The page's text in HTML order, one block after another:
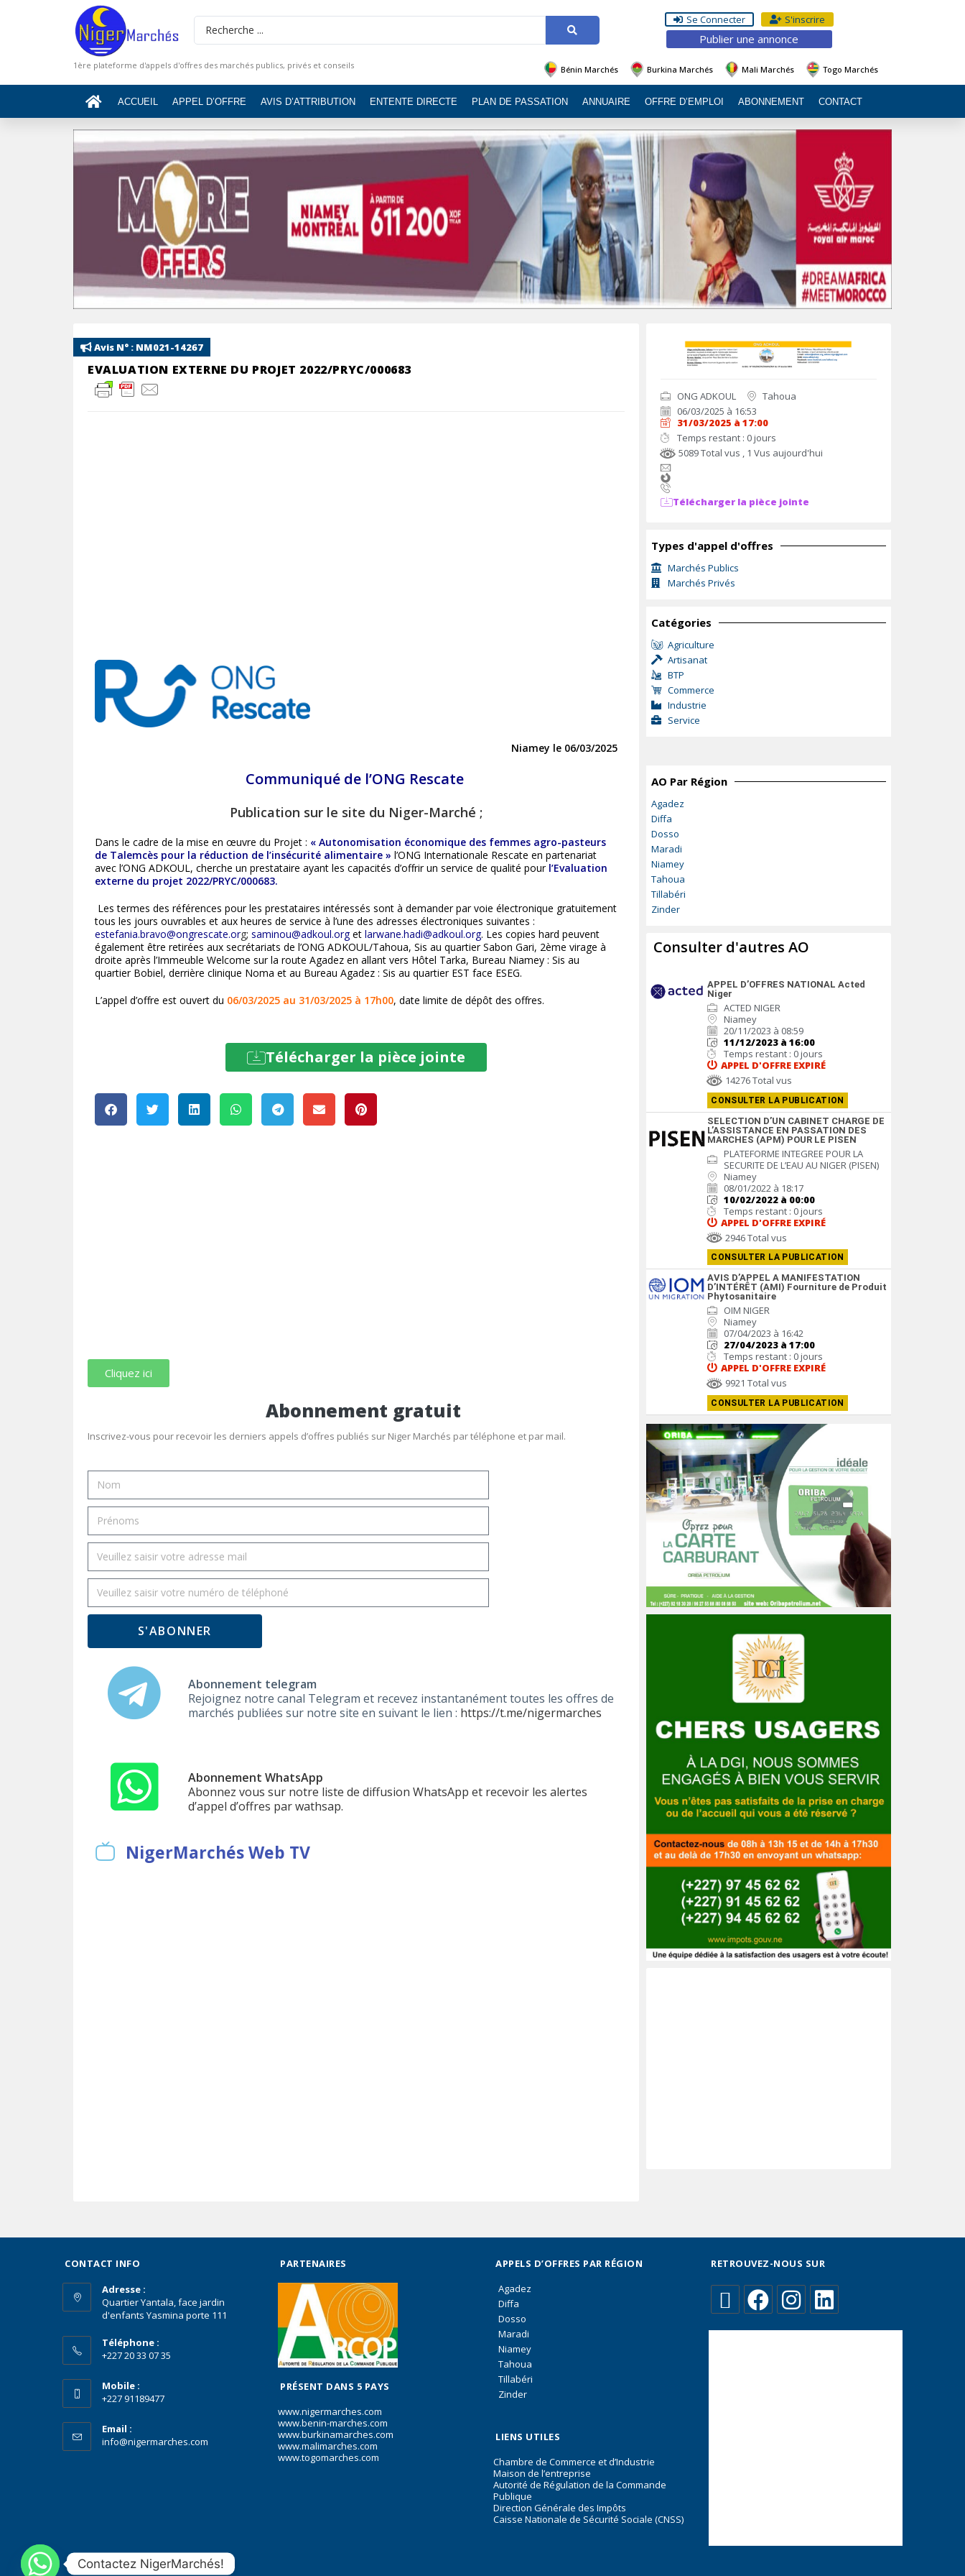
Se Connecter S'inscrire
Publier une annonce
1ère plateforme d'appels d'offres des marchés publics, privés et conseils Bénin Marchés Burkina Marchés Mali Marchés Togo Marchés
ACCUEIL APPEL D’OFFRE AVIS D’ATTRIBUTION ENTENTE DIRECTE PLAN DE PASSATION ANNUAIRE OFFRE D’EMPLOI ABONNEMENT CONTACT
Avis N° : NM021-14267
EVALUATION EXTERNE DU PROJET 2022/PRYC/000683
Niamey le 06/03/2025
Communiqué de l’ONG Rescate
Publication sur le site du Niger-Marché ;
Dans le cadre de la mise en œuvre du Projet : « Autonomisation économique des femmes agro-pasteurs
de Talemcès pour la réduction de l’insécurité alimentaire » l’ONG Internationale Rescate en partenariat
avec l’ONG ADKOUL, cherche un prestataire ayant les capacités d’offrir un service de qualité pour l’Evaluation
externe du projet 2022/PRYC/000683.
Les termes des références pour les prestataires intéressés sont à demander par voie électronique gratuitement
tous les jours ouvrables et aux heures de service à l’une des adresses électroniques suivantes :
estefania.bravo@ongrescate.org; saminou@adkoul.orget larwane.hadi@adkoul.org. Les copies hard peuvent
également être retirées aux secrétariats de l’ONG ADKOUL/Tahoua, Sis au quartier Sabon Gari, 2ème virage à
droite après l’Immeuble Welcome sur la route Agadez en allant vers Hôtel Tarka, Bureau Niamey : Sis au
quartier Bobiel, derrière clinique Noma et au Bureau Agadez : Sis au quartier EST face ESEG.
L’appel d’offre est ouvert du 06/03/2025 au 31/03/2025 à 17h00, date limite de dépôt des offres.
Télécharger la pièce jointe
Cliquez ici
Abonnement gratuit
Inscrivez-vous pour recevoir les derniers appels d’offres publiés sur Niger Marchés par téléphone et par mail.
S'ABONNER
Abonnement telegram
Rejoignez notre canal Telegram et recevez instantanément toutes les offres de
marchés publiées sur notre site en suivant le lien : https://t.me/nigermarches
Abonnement WhatsApp
Abonnez vous sur notre liste de diffusion WhatsApp et recevoir les alertes
d’appel d’offres par wathsap.
NigerMarchés Web TV
ONG ADKOUL
Tahoua
06/03/2025 à 16:53
31/03/2025 à 17:00
Temps restant : 0 jours
5089 Total vus , 1 Vus aujourd'hui
Télécharger la pièce jointe
Types d'appel d'offres
Marchés Publics
Marchés Privés
Catégories
Agriculture
Artisanat
BTP
Commerce
Industrie
Service
AO Par Région
Agadez
Diffa
Dosso
Maradi
Niamey
Tahoua
Tillabéri
Zinder
Consulter d'autres AO
APPEL D’OFFRES NATIONAL Acted
Niger
ACTED NIGER
Niamey
20/11/2023 à 08:59
11/12/2023 à 16:00
Temps restant : 0 jours
APPEL D'OFFRE EXPIRÉ
14276 Total vus
CONSULTER LA PUBLICATION
SELECTION D’UN CABINET CHARGE DE
L’ASSISTANCE EN PASSATION DES
MARCHES (APM) POUR LE PISEN
PLATEFORME INTEGREE POUR LA
SECURITE DE L’EAU AU NIGER (PISEN)
Niamey
08/01/2022 à 18:17
10/02/2022 à 00:00
Temps restant : 0 jours
APPEL D'OFFRE EXPIRÉ
2946 Total vus
CONSULTER LA PUBLICATION
AVIS D’APPEL A MANIFESTATION
D’INTÉRÊT (AMI) Fourniture de Produit
Phytosanitaire
OIM NIGER
Niamey
07/04/2023 à 16:42
27/04/2023 à 17:00
Temps restant : 0 jours
APPEL D'OFFRE EXPIRÉ
9921 Total vus
CONSULTER LA PUBLICATION
CONTACT INFO
Adresse :
Quartier Yantala, face jardin
d'enfants Yasmina porte 111
Téléphone :
+227 20 33 07 35
Mobile :
+227 91189477
Email :
info@nigermarches.com
PARTENAIRES
PRÉSENT DANS 5 PAYS
www.nigermarches.com
www.benin-marches.com
www.burkinamarches.com
www.malimarches.com
www.togomarches.com
APPELS D’OFFRES PAR RÉGION
Agadez
Diffa
Dosso
Maradi
Niamey
Tahoua
Tillabéri
Zinder
LIENS UTILES
Chambre de Commerce et d’Industrie
Maison de l’entreprise
Autorité de Régulation de la Commande
Publique
Direction Générale des Impôts
Caisse Nationale de Sécurité Sociale (CNSS)
RETROUVEZ-NOUS SUR
Contactez NigerMarchés!